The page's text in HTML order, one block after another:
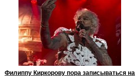
Филиппу Киркорову пора записываться на